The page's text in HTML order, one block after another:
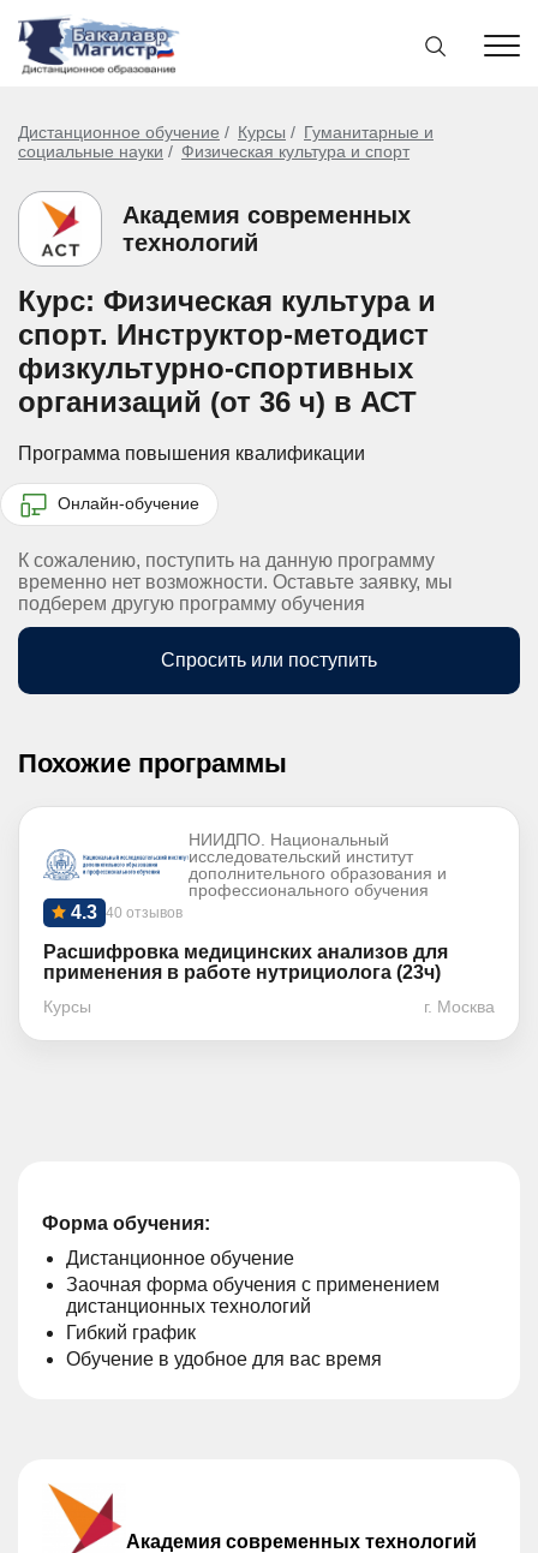
Дистанционное обучение Курсы
Гуманитарные и
социальные науки
Физическая культура и спорт
Академия современных
технологий
Курс: Физическая культура и
спорт. Инструктор-методист
физкультурно-спортивных
организаций (от 36 ч) в АСТ
Программа повышения квалификации
Онлайн-обучение
К сожалению, поступить на данную программу
временно нет возможности. Оставьте заявку, мы
подберем другую программу обучения
Спросить или поступить
Похожие программы
НИИДПО. Национальный
исследовательский институт
дополнительного образования и
профессионального обучения
40 отзывов
4.3
Расшифровка медицинских анализов для
применения в работе нутрициолога (23ч)
Курсы г. Москва
Форма обучения:
Дистанционное обучение
Заочная форма обучения с применением
дистанционных технологий
Гибкий график
Обучение в удобное для вас время
Академия современных технологий